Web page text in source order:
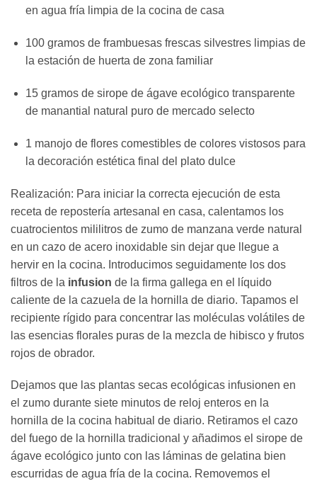
en agua fría limpia de la cocina de casa
100 gramos de frambuesas frescas silvestres limpias de
la estación de huerta de zona familiar
15 gramos de sirope de ágave ecológico transparente
de manantial natural puro de mercado selecto
1 manojo de flores comestibles de colores vistosos para
la decoración estética final del plato dulce
Realización: Para iniciar la correcta ejecución de esta
receta de repostería artesanal en casa, calentamos los
cuatrocientos mililitros de zumo de manzana verde natural
en un cazo de acero inoxidable sin dejar que llegue a
hervir en la cocina. Introducimos seguidamente los dos
filtros de la infusion de la firma gallega en el líquido
caliente de la cazuela de la hornilla de diario. Tapamos el
recipiente rígido para concentrar las moléculas volátiles de
las esencias florales puras de la mezcla de hibisco y frutos
rojos de obrador.
Dejamos que las plantas secas ecológicas infusionen en
el zumo durante siete minutos de reloj enteros en la
hornilla de la cocina habitual de diario. Retiramos el cazo
del fuego de la hornilla tradicional y añadimos el sirope de
ágave ecológico junto con las láminas de gelatina bien
escurridas de agua fría de la cocina. Removemos el